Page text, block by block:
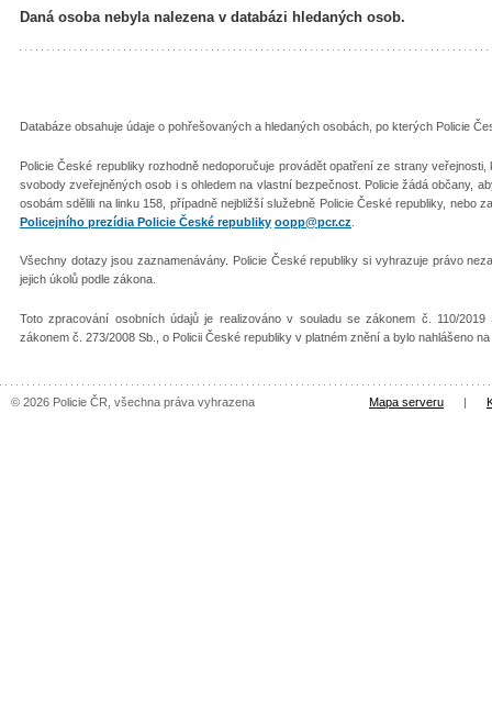
Daná osoba nebyla nalezena v databázi hledaných osob.
Databáze obsahuje údaje o pohřešovaných a hledaných osobách, po kterých Policie
Policie České republiky rozhodně nedoporučuje provádět opatření ze strany
svobody zveřejněných osob i s ohledem na vlastní bezpečnost. Policie žádá občany,
osobám sdělili na linku 158, případně nejbližší služebně Policie České republiky, nebo
Policejního prezídia Policie České republiky oopp@pcr.cz
Všechny dotazy jsou zaznamenávány. Policie České republiky si vyhrazuje právo
jejich úkolů podle zákona.
Toto zpracování osobních údajů je realizováno v souladu se zákonem č. 110/
zákonem č. 273/2008 Sb., o Policii České republiky v platném znění a bylo nahlášeno
© 2026 Policie ČR, všechna práva vyhrazena Mapa serveru |